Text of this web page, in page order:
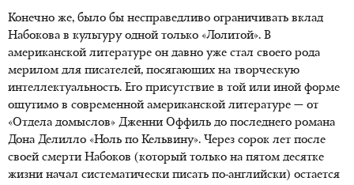
Конечно же, было бы несправедливо ограничивать вклад
Набокова в культуру одной только «Лолитой». В
американской литературе он давно уже стал своего рода
мерилом для писателей, посягающих на творческую
интеллектуальность. Его присутствие в той или иной форме
ощутимо в современной американской литературе — от
«Отдела домыслов» Дженни Оффиль до последнего романа
Дона Делилло «Ноль по Кельвину». Через сорок лет после
своей смерти Набоков (который только на пятом десятке
жизни начал систематически писать по-английски) остается